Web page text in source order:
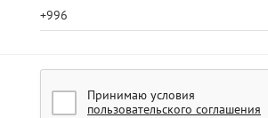
Принимаю условия
пользовательского соглашения